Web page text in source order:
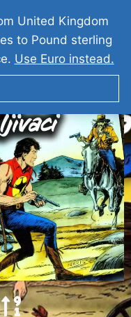
United Kingdom
to Pound sterling
Use Euro instead.